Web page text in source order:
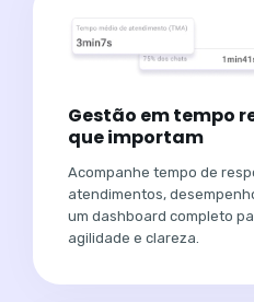
Gestão em tempo
que importam
Acompanhe tempo de
atendimentos,
um dashboard completo
agilidade e clareza.